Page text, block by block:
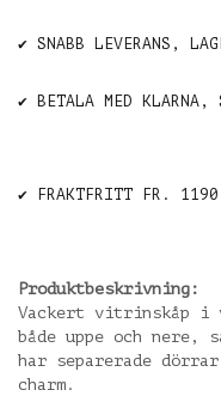
✔️ SNABB LEVERANS,
✔️ BETALA MED KLARNA,
✔️ FRAKTFRITT FR. 1190
Produktbeskrivning:
Vackert vitrinskåp i
både uppe och nere,
har separerade
charm.